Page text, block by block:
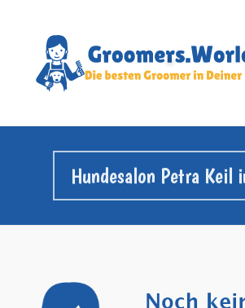
Hundesalon Petra Keil